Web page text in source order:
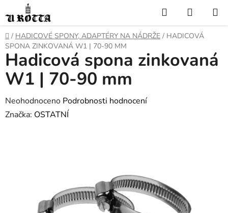
na
obsah
Hledat
KOŠÍK
DOMŮ
/ HADICOVÉ SPONY, ADAPTÉRY NA NÁDRŽE / HADICOVÁ
SPONA ZINKOVANÁ W1 | 70-90 MM
Hadicová spona zinkovaná
W1 | 70-90 mm
Průměrné
hodnocení
Neohodnoceno Podrobnosti hodnocení
Značka: OSTATNÍ